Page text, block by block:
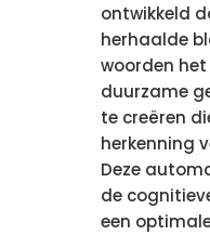
ontwikkeld
herhaalde
woorden
duurzame
te creëren
herkenning
Deze
de
een